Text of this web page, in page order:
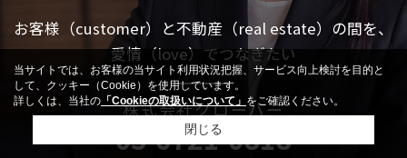
2024/02/23 成増ビューハイツ
2023/01/05 桜台ハイライズ
2026/07/31
東急ドエルアルス等々力ネクステー
ジ
お客様（customer）と不動産（real estate）の間を、
愛情（love）でつなぎたい
株式会社クローバー
03-6721-0818
当サイトでは、お客様の当サイト利用状況把握、サービス向上検討を目的と
して、クッキー（Cookie）を使用しています。
詳しくは、当社の 「Cookieの取扱いについて」 をご確認ください。
閉じる